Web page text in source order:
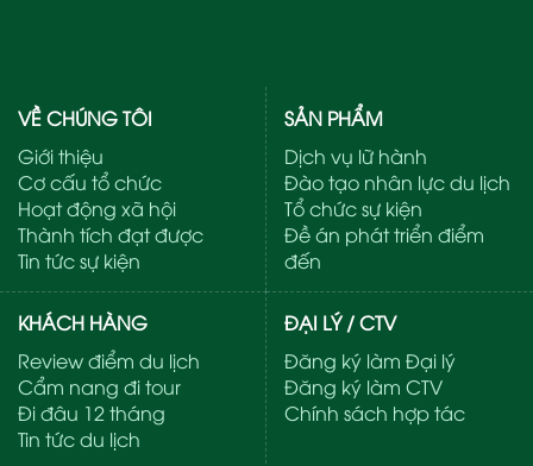
VỀ CHÚNG TÔI
Giới thiệu
Cơ cấu tổ chức
Hoạt động xã hội
Thành tích đạt được
Tin tức sự kiện
SẢN PHẨM
Dịch vụ lữ hành
Đào tạo nhân lực du lịch
Tổ chức sự kiện
Đề án phát triển điểm
đến
KHÁCH HÀNG
Review điểm du lịch
Cẩm nang đi tour
Đi đâu 12 tháng
Tin tức du lịch
ĐẠI LÝ / CTV
Đăng ký làm Đại lý
Đăng ký làm CTV
Chính sách hợp tác